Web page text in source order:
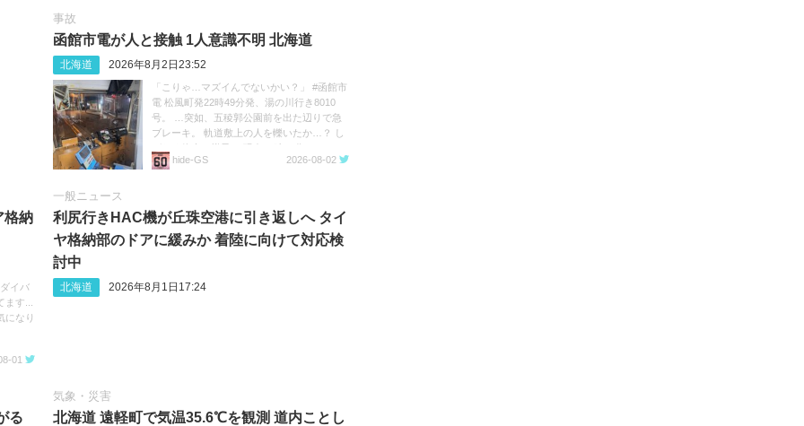
事故
函館市電が人と接触 1人意識不明 北海道
北海道 2026年8月2日23:52
「こりゃ…マズイんでないかい？」 #函館市
電 松風町発22時49分発、湯の川行き8010
号。 …突如、五稜郭公園前を出た辺りで急
ブレーキ。 軌道敷上の人を轢いたか…？ し
ばらく停車の様子。 現在23時20分。
https://t.co/05MHqV1wVQ
hide‐GS 2026-08-02
格納
イバ
す...
になり
01
一般ニュース
利尻行きHAC機が丘珠空港に引き返しへ タイ
ヤ格納部のドアに緩みか 着陸に向けて対応検
討中
北海道 2026年8月1日17:24
る
気象・災害
北海道 遠軽町で気温35.6℃を観測 道内ことし